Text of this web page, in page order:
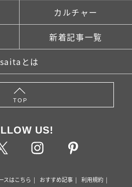
カルチャー
新着記事一覧
saitaとは
TOP
US!
スはこちら おすすめ記事
利用規約